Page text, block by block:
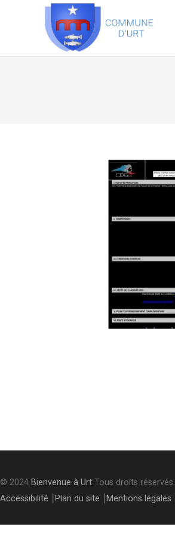
© 2024 Bienvenue à Urt Tous droits réservés.
Accessibilité
Plan du site Mentions légales